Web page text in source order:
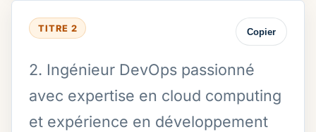
TITRE 2 Copier
2. Ingénieur DevOps passionné
avec expertise en cloud computing
et expérience en développement